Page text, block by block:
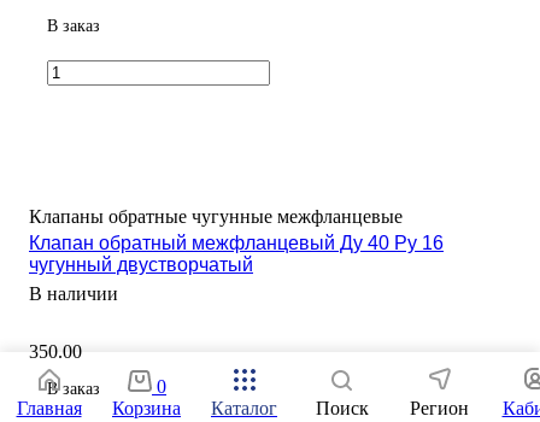
В заказ
Клапаны обратные чугунные межфланцевые
Клапан обратный межфланцевый Ду 40 Ру 16
чугунный двустворчатый
В наличии
350.00
В заказ
Главная
0
Корзина
Каталог Поиск Регион